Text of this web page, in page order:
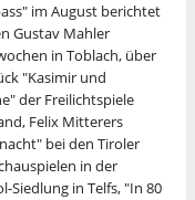
im August berichtet
Gustav Mahler
in Toblach, über
"Kasimir und
der Freilichtspiele
Felix Mitterers
bei den Tiroler
in der
Siedlung in Telfs, "In 80